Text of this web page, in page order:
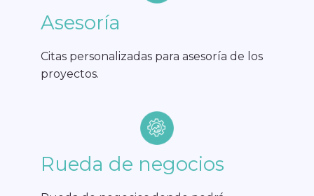
Asesoría
Citas personalizadas para asesoría de los
proyectos.
Rueda de negocios